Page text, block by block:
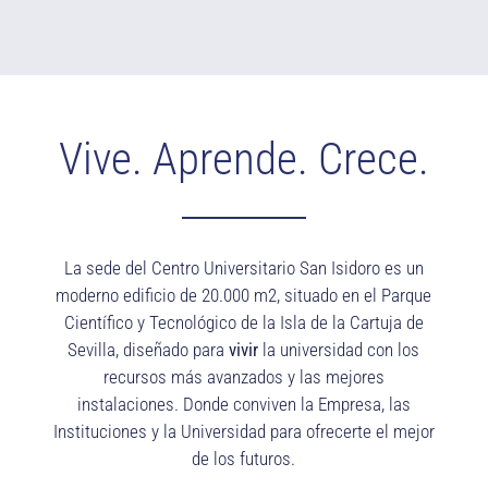
Vive. Aprende. Crece.
La sede del Centro Universitario San Isidoro es un
moderno edificio de 20.000 m2, situado en el Parque
Científico y Tecnológico de la Isla de la Cartuja de
Sevilla, diseñado paravivir la universidad con los
recursos más avanzados y las mejores
instalaciones. Donde conviven la Empresa, las
Instituciones y la Universidad para ofrecerte el mejor
de los futuros.